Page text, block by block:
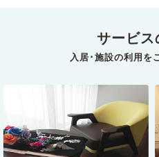
サービス
入居･施設の利用を